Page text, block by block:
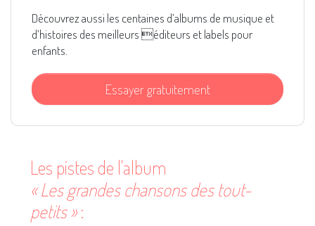
Découvrez aussi les centaines d’albums de musique et
d’histoires des meilleurs éditeurs et labels pour
enfants.
Essayer gratuitement
Les pistes de l'album
« Les grandes chansons des tout-
petits »: